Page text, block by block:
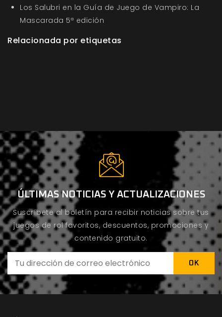
Los Salubri en la Guía de Juego de Vampiro: La
Mascarada 5ª edición
Relacionada por etiquetas
ÚLTIMAS NOTICIAS Y ACTUALIZACIONES
Suscríbete al boletín para recibir noticias sobre tus
juegos de rol favoritos, descuentos, promociones y
contenido gratuito.